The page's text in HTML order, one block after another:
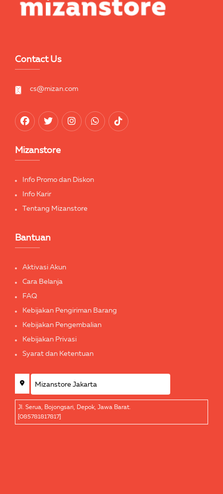
Contact Us
cs@mizan.com
Mizanstore
Info Promo dan Diskon
Info Karir
Tentang Mizanstore
Bantuan
Aktivasi Akun
Cara Belanja
FAQ
Kebijakan Pengiriman Barang
Kebijakan Pengembalian
Kebijakan Privasi
Syarat dan Ketentuan
Jl. Serua, Bojongsari, Depok, Jawa Barat.
[085781817817]